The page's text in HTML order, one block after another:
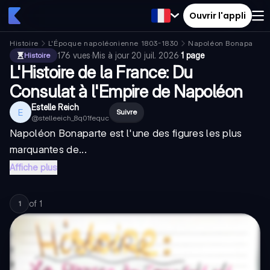
Ouvrir l'appli
Histoire L'Époque napoléonienne 1803-1830
Napoléon Bonaparte
Histoire
176 vues·Mis à jour 20 juil. 2026·1 page
L'Histoire de la France: Du
Consulat à l'Empire de Napoléon
E Estelle Reich
@stelleeich_8q01fequc
Suivre
Napoléon Bonaparte est l'une des figures les plus
marquantes de...
Affiche plus
1 of 1